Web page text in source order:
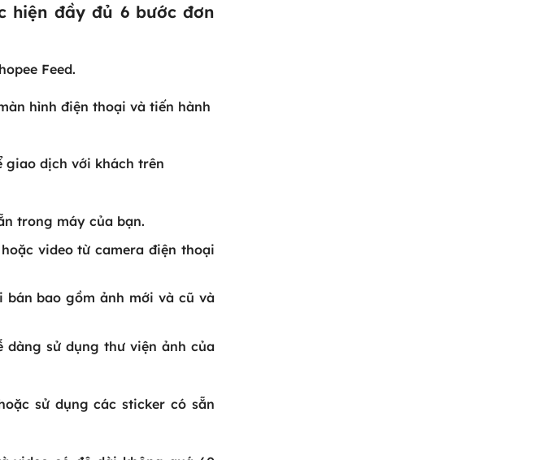
hiện đầy đủ 6 bước đơn
Feed.
hình điện thoại và tiến hành
giao dịch với khách trên
trong máy của bạn.
video từ camera điện thoại
bao gồm ảnh mới và cũ và
sử dụng thư viện ảnh của
sử dụng các sticker có sẵn